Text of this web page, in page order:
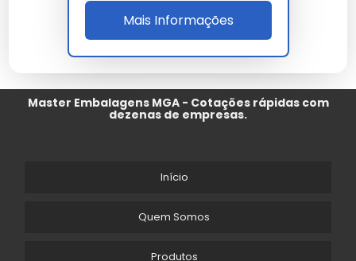
Mais Informações
Master Embalagens MGA - Cotações rápidas com
dezenas de empresas.
Início
Quem Somos
Produtos